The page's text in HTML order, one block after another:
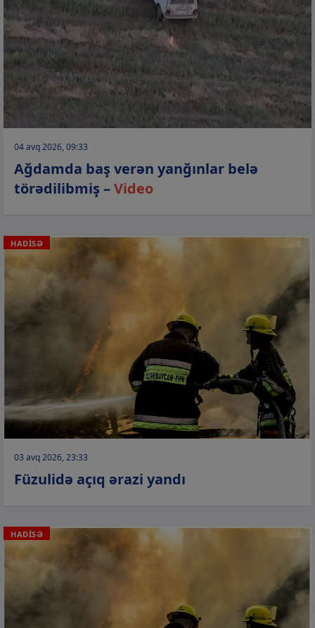
04 avq 2026, 09:33
Ağdamda baş verən yanğınlar belə
törədilibmiş –Video
HADİSƏ
03 avq 2026, 23:33
Füzulidə açıq ərazi yandı
HADİSƏ